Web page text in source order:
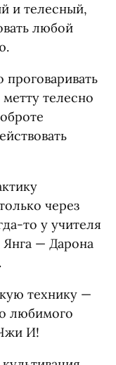
и телесный,
любой
телесно
через
то у учителя
— Дарона
технику —
любимого
И!